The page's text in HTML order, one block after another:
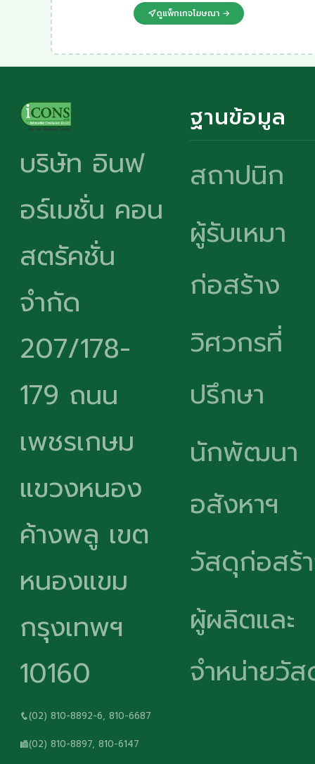
ดูแพ็กเกจโฆษณา →
บริษัท อินฟ
อร์เมชั่น คอน
สตรัคชั่น
จำกัด
207/178-
179 ถนน
เพชรเกษม
แขวงหนอง
ค้างพลู เขต
หนองแขม
กรุงเทพฯ
10160
(02) 810-8892-6, 810-6687
(02) 810-8897, 810-6147
ฐานข้อมูล
สถาปนิก
ผู้รับเหมา
ก่อสร้าง
วิศวกรที่
ปรึกษา
นักพัฒนา
อสังหาฯ
วัสดุก่อสร้
ผู้ผลิตและ
จำหน่ายวั